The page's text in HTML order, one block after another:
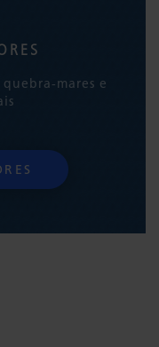
mares e